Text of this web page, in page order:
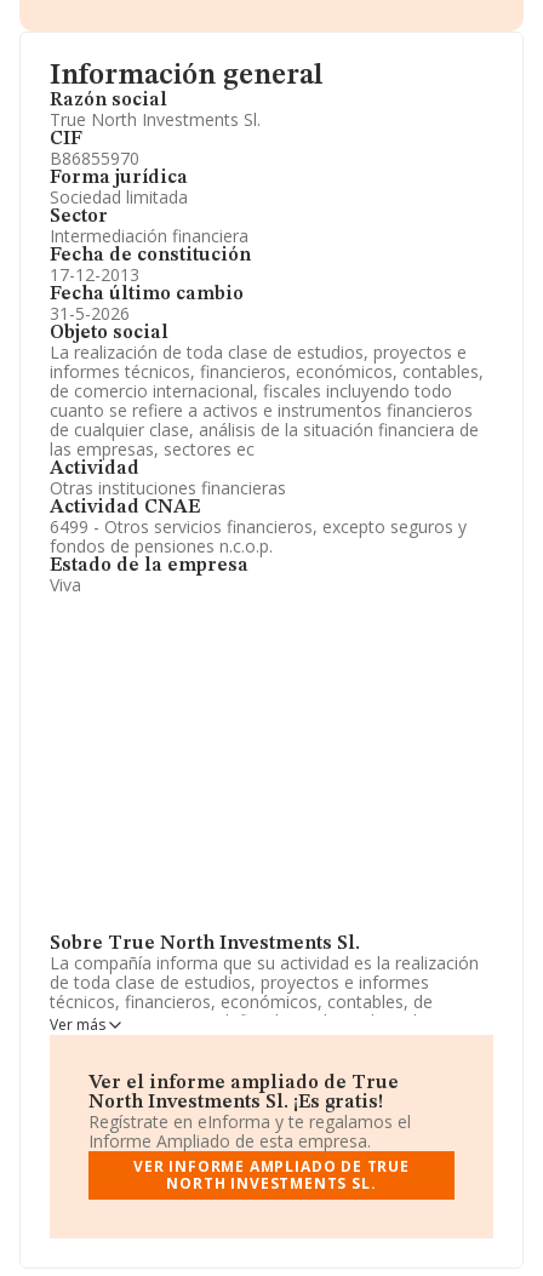
Información general
Razón social
True North Investments Sl.
CIF
B86855970
Forma jurídica
Sociedad limitada
Sector
Intermediación financiera
Fecha de constitución
17-12-2013
Fecha último cambio
31-5-2026
Objeto social
La realización de toda clase de estudios, proyectos e
informes técnicos, financieros, económicos, contables,
de comercio internacional, fiscales incluyendo todo
cuanto se refiere a activos e instrumentos financieros
de cualquier clase, análisis de la situación financiera de
las empresas, sectores ec
Actividad
Otras instituciones financieras
Actividad CNAE
6499 - Otros servicios financieros, excepto seguros y
fondos de pensiones n.c.o.p.
Estado de la empresa
Viva
Sobre True North Investments Sl.
La compañía informa que su actividad es la realización
de toda clase de estudios, proyectos e informes
técnicos, financieros, económicos, contables, de
comercio internacional, fiscales incluyendo todo cuanto
se refiere a activos e instrumentos financieros de
empresas, sectores ec. La empresa es una Sociedad
Limitada. Su actividad CNAE es 'Otros servicios
financieros, excepto seguros y fondos de pensiones
n.c.o.p.' con código 6499. La empresa no tiene actividad
en mercados exteriores.
Dentro del ranking de empresas elaborado por
podemos decir de la compañía que: la empresa ha caído
Ver más
Ver el informe ampliado de True
North Investments Sl. ¡Es gratis!
Regístrate en eInforma y te regalamos el
Informe Ampliado de esta empresa.
VER INFORME AMPLIADO DE TRUE
NORTH INVESTMENTS SL.
Información oficial y registral complementaria.